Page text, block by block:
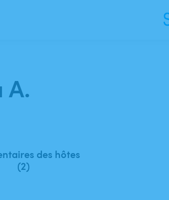
A.
des hôtes
(2)